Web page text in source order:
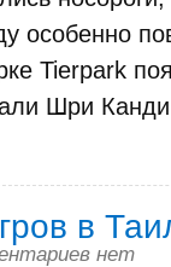
особенно
Tierpark
Шри
в
нет